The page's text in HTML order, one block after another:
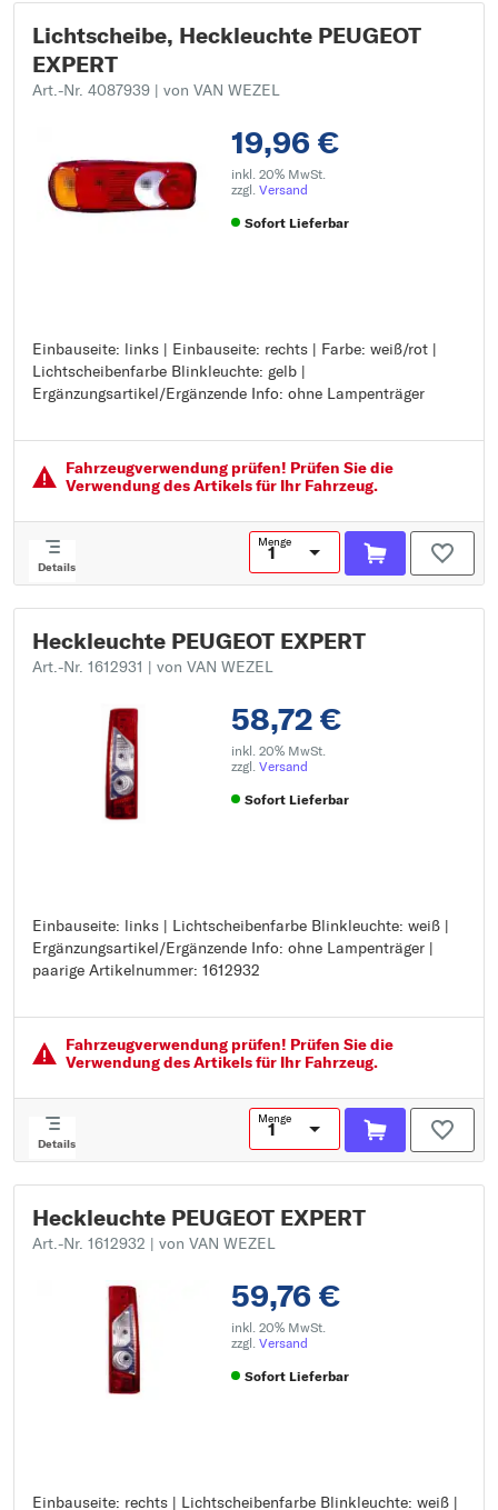
Lichtscheibe, Heckleuchte PEUGEOT
EXPERT
Art.-Nr. 4087939 | von VAN WEZEL
19,96 €
inkl. 20% MwSt.
zzgl. Versand
Sofort Lieferbar
Einbauseite: links | Einbauseite: rechts | Farbe: weiß/rot |
Lichtscheibenfarbe Blinkleuchte: gelb |
Ergänzungsartikel/Ergänzende Info: ohne Lampenträger
Einbauseite: links
Einbauseite: rechts
Farbe: weiß/rot
Ergänzungsartikel/Ergänzende Info: ohne Lampenträger
Fahrzeugver­wendung prüfen! Prüfen Sie die
Verwendung des Artikels für Ihr Fahrzeug.
Details
Menge
Heckleuchte PEUGEOT EXPERT
Art.-Nr. 1612931 | von VAN WEZEL
58,72 €
inkl. 20% MwSt.
zzgl. Versand
Sofort Lieferbar
Einbauseite: links | Lichtscheibenfarbe Blinkleuchte: weiß |
Ergänzungsartikel/Ergänzende Info: ohne Lampenträger |
paarige Artikelnummer: 1612932
Einbauseite: links
Lichtscheibenfarbe Blinkleuchte: weiß
Ergänzungsartikel/Ergänzende Info: ohne Lampenträger
Fahrzeugver­wendung prüfen! Prüfen Sie die
Verwendung des Artikels für Ihr Fahrzeug.
Details
Menge
Heckleuchte PEUGEOT EXPERT
Art.-Nr. 1612932 | von VAN WEZEL
59,76 €
inkl. 20% MwSt.
zzgl. Versand
Sofort Lieferbar
Einbauseite: rechts | Lichtscheibenfarbe Blinkleuchte: weiß |
Einbauseite: rechts